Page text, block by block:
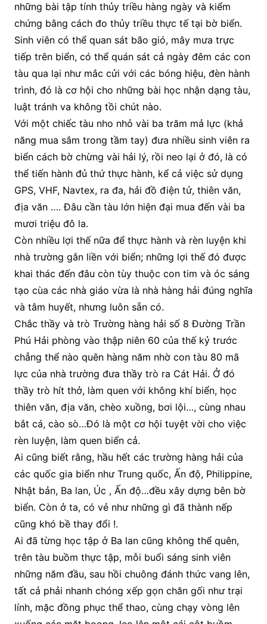
những bài tập tính thủy triều hàng ngày và kiểm
chứng bằng cách đo thủy triều thực tế tại bờ biển.
Sinh viên có thể quan sát bão gió, mây mưa trực
tiếp trên biển, có thể quán sát cả ngày đêm các con
tàu qua lại như mắc cửi với các bóng hiệu, đèn hành
trình, đó là cơ hội cho những bài học nhận dạng tàu,
luật tránh va không tồi chút nào.
Với một chiếc tàu nho nhỏ vài ba trăm mả lực (khả
năng mua sắm trong tầm tay) đưa nhiều sinh viên ra
biển cách bờ chừng vài hải lý, rồi neo lại ở đó, là có
thể tiến hành đủ thứ thực hành, kể cả việc sử dụng
GPS, VHF, Navtex, ra đa, hải đồ điện tử, thiên văn,
địa văn …. Đâu cần tàu lớn hiện đại mua đến vài ba
mươi triệu đô la.
Còn nhiều lợi thế nữa để thực hành và rèn luyện khi
nhà trường gắn liền với biển; những lợi thế đó được
khai thác đến đâu còn tùy thuộc con tim và óc sáng
tạo cùa các nhà giáo vừa là nhà hàng hải đúng nghĩa
và tâm huyết, nhưng luôn sẵn có.
Chắc thầy và trò Trường hàng hải số 8 Đường Trần
Phú Hải phòng vào thập niên 60 của thế kỷ trước
chẳng thể nào quên hàng năm nhờ con tàu 80 mã
lực của nhà trường đưa thầy trò ra Cát Hải. Ở đó
thầy trò hít thở, làm quen với không khí biển, học
thiên văn, địa văn, chèo xuồng, bơi lội…, cùng nhau
bắt cá, cào sò…Đó là một cơ hội tuyệt vời cho việc
rèn luyện, làm quen biển cả.
Ai cũng biết rằng, hầu hết các trường hàng hải của
các quốc gia biển như Trung quốc, Ấn độ, Philippine,
Nhật bản, Ba lan, Úc , Ấn độ…đều xây dựng bên bờ
biển. Còn ở ta, có vẻ như những gì đã thành nếp
cũng khó bề thay đổi !.
Ai đã từng học tập ở Ba lan cũng không thể quên,
trên tàu buồm thực tập, mỗi buổi sáng sinh viên
những năm đầu, sau hồi chuông đánh thức vang lên,
tất cả phải nhanh chóng xếp gọn chăn gối như trại
lính, mặc đồng phục thể thao, cùng chạy vòng lên